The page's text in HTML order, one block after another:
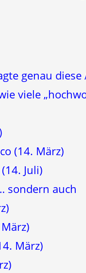
genau diese
viele
(14. März)
Juli)
sondern auch
März)